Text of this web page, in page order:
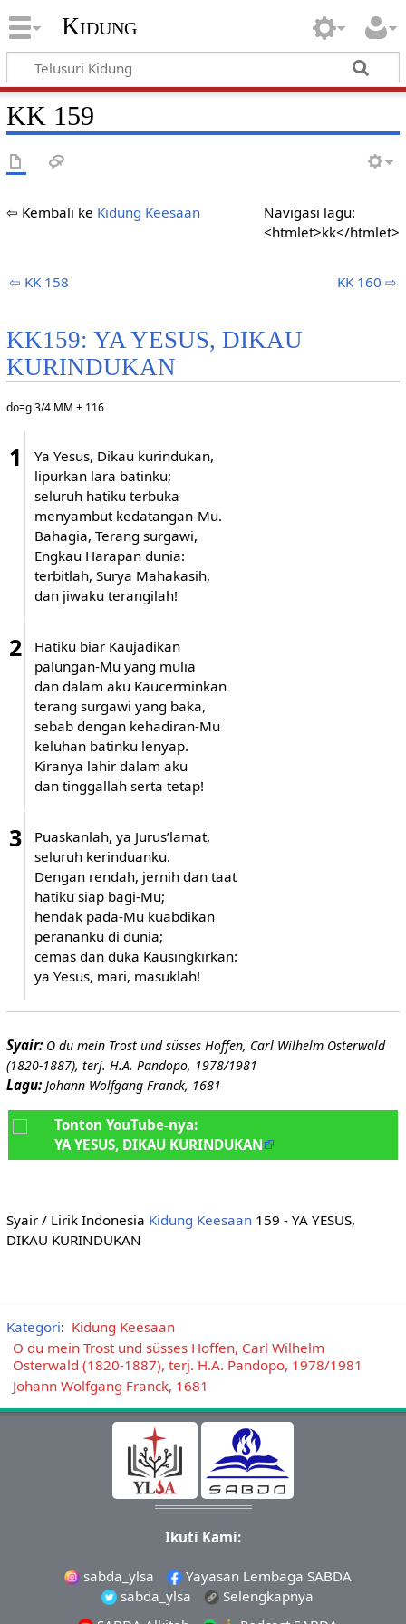
Kidung
KK 159
Navigasi lagu:
<htmlet>kk</htmlet>
⇦ Kembali ke Kidung Keesaan
⇦ KK 158 KK 160 ⇨
KK159: YA YESUS, DIKAU
KURINDUKAN
do=g 3/4 MM ± 116
1
Ya Yesus, Dikau kurindukan,
lipurkan lara batinku;
seluruh hatiku terbuka
menyambut kedatangan-Mu.
Bahagia, Terang surgawi,
Engkau Harapan dunia:
terbitlah, Surya Mahakasih,
dan jiwaku terangilah!
2
Hatiku biar Kaujadikan
palungan-Mu yang mulia
dan dalam aku Kaucerminkan
terang surgawi yang baka,
sebab dengan kehadiran-Mu
keluhan batinku lenyap.
Kiranya lahir dalam aku
dan tinggallah serta tetap!
3
Puaskanlah, ya Jurus’lamat,
seluruh kerinduanku.
Dengan rendah, jernih dan taat
hatiku siap bagi-Mu;
hendak pada-Mu kuabdikan
perananku di dunia;
cemas dan duka Kausingkirkan:
ya Yesus, mari, masuklah!
Syair: O du mein Trost und süsses Hoffen, Carl Wilhelm Osterwald
(1820-1887), terj. H.A. Pandopo, 1978/1981
Lagu: Johann Wolfgang Franck, 1681
Tonton YouTube-nya:
YA YESUS, DIKAU KURINDUKAN
Syair / Lirik Indonesia Kidung Keesaan159 - YA YESUS,
DIKAU KURINDUKAN
Kategori: Kidung Keesaan
O du mein Trost und süsses Hoffen, Carl Wilhelm
Osterwald (1820-1887), terj. H.A. Pandopo, 1978/1981
Johann Wolfgang Franck, 1681
Ikuti Kami:
sabda_ylsa
Yayasan Lembaga SABDA
sabda_ylsa
Selengkapnya